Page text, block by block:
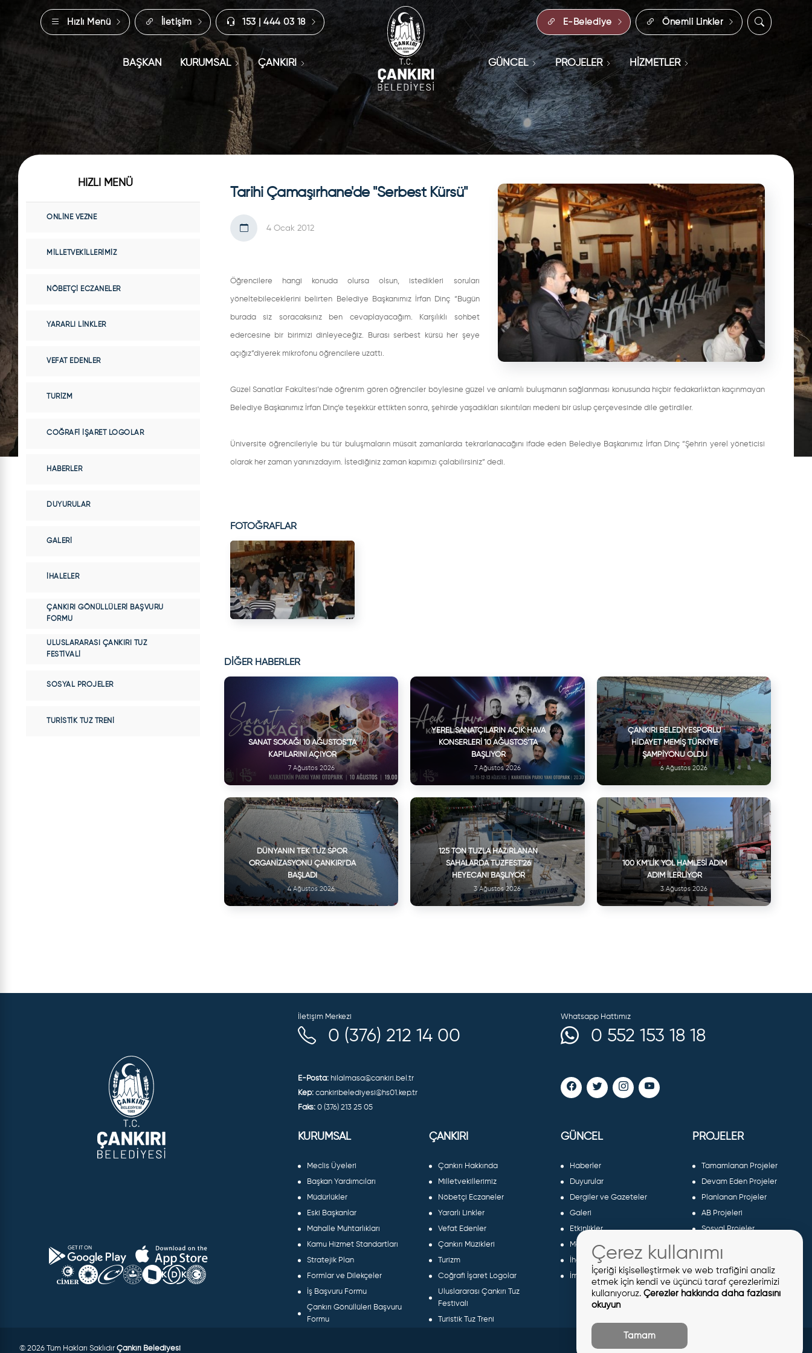
Hızlı Menü İletişim 153 | 444 03 18 E-Belediye Önemli Linkler
BAŞKAN KURUMSAL ÇANKIRI GÜNCEL PROJELER HİZMETLER
Tarihi Çamaşırhane'de "Serbest Kürsü"
4 Ocak 2012
Öğrencilere hangi konuda olursa olsun, istedikleri soruları
yöneltebileceklerini belirten Belediye Başkanımız İrfan Dinç “Bugün
burada siz soracaksınız ben cevaplayacağım. Karşılıklı sohbet
edercesine bir birimizi dinleyeceğiz. Burası serbest kürsü her şeye
açığız”diyerek mikrofonu öğrencilere uzattı.
Güzel Sanatlar Fakültesi’nde öğrenim gören öğrenciler böylesine güzel ve anlamlı buluşmanın sağlanması konusunda hiçbir fedakarlıktan kaçınmayan
Belediye Başkanımız İrfan Dinç’e teşekkür ettikten sonra, şehirde yaşadıkları sıkıntıları medeni bir üslup çerçevesinde dile getirdiler.
Üniversite öğrencileriyle bu tür buluşmaların müsait zamanlarda tekrarlanacağını ifade eden Belediye Başkanımız İrfan Dinç “Şehrin yerel yöneticisi
olarak her zaman yanınızdayım. İstediğiniz zaman kapımızı çalabilirsiniz” dedi.
FOTOĞRAFLAR
DİĞER HABERLER
SANAT SOKAĞI 10 AĞUSTOS’TA
KAPILARINI AÇIYOR
7 Ağustos 2026
YEREL SANATÇILARIN AÇIK HAVA
KONSERLERI 10 AĞUSTOS’TA
BAŞLIYOR
7 Ağustos 2026
ÇANKIRI BELEDIYESPORLU
HIDAYET MEMIŞ TÜRKIYE
ŞAMPIYONU OLDU
6 Ağustos 2026
DÜNYANIN TEK TUZ SPOR
ORGANIZASYONU ÇANKIRI’DA
BAŞLADI
4 Ağustos 2026
125 TON TUZLA HAZIRLANAN
SAHALARDA TUZFEST'26
HEYECANI BAŞLIYOR
3 Ağustos 2026
100 KM’LIK YOL HAMLESI ADIM
ADIM İLERLIYOR
3 Ağustos 2026
HIZLI MENÜ
ONLINE VEZNE
MILLETVEKILLERIMIZ
NÖBETÇI ECZANELER
YARARLI LINKLER
VEFAT EDENLER
TURIZM
COĞRAFI İŞARET LOGOLAR
HABERLER
DUYURULAR
GALERI
İHALELER
ÇANKIRI GÖNÜLLÜLERI BAŞVURU
FORMU
ULUSLARARASI ÇANKIRI TUZ
FESTIVALI
SOSYAL PROJELER
TURISTIK TUZ TRENI
İletişim Merkezi
0 (376) 212 14 00
Whatsapp Hattımız
0 552 153 18 18
E-Posta: hilalmasa@cankiri.bel.tr
Kep: cankiribelediyesi@hs01.kep.tr
Faks: 0 (376) 213 25 05
KURUMSAL
Meclis Üyeleri
Başkan Yardımcıları
Müdürlükler
Eski Başkanlar
Mahalle Muhtarlıkları
Kamu Hizmet Standartları
Stratejik Plan
Formlar ve Dilekçeler
İş Başvuru Formu
Çankırı Gönüllüleri Başvuru
Formu
ÇANKIRI
Çankırı Hakkında
Milletvekillerimiz
Nöbetçi Eczaneler
Yararlı Linkler
Vefat Edenler
Çankırı Müzikleri
Turizm
Coğrafi İşaret Logolar
Uluslararası Çankırı Tuz
Festivali
Turistik Tuz Treni
GÜNCEL
Haberler
Duyurular
Dergiler ve Gazeteler
Galeri
Etkinlikler
Meclis Kararları
İhaleler
İmar İlanları
PROJELER
Tamamlanan Projeler
Devam Eden Projeler
Planlanan Projeler
AB Projeleri
Sosyal Projeler
© 2026 Tüm Hakları Saklıdır Çankırı Belediyesi
Çerez kullanımı
İçeriği kişiselleştirmek ve web trafiğini analiz
etmek için kendi ve üçüncü taraf çerezlerimizi
kullanıyoruz. Çerezler hakkında daha fazlasını
okuyun
Tamam